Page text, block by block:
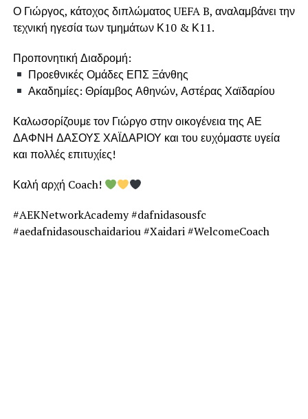
Ο Γιώργος, κάτοχος διπλώματος UEFA B, αναλαμβάνει την
τεχνική ηγεσία των τμημάτων Κ10 & Κ11.
Προπονητική Διαδρομή:
Προεθνικές Ομάδες ΕΠΣ Ξάνθης
Ακαδημίες: Θρίαμβος Αθηνών, Αστέρας Χαϊδαρίου
Καλωσορίζουμε τον Γιώργο στην οικογένεια της ΑΕ
ΔΑΦΝΗ ΔΑΣΟΥΣ ΧΑΪΔΑΡΙΟΥ και του ευχόμαστε υγεία
και πολλές επιτυχίες!
Καλή αρχή Coach!
#AEKNetworkAcademy #dafnidasousfc
#aedafnidasouschaidariou #Xaidari #WelcomeCoach